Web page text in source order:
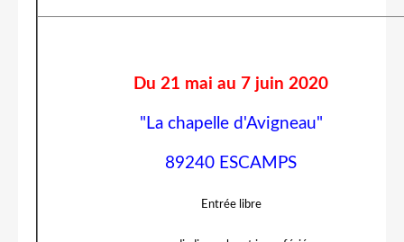
Du 21 mai au 7 juin 2020
"La chapelle d'Avigneau"
89240 ESCAMPS
Entrée libre